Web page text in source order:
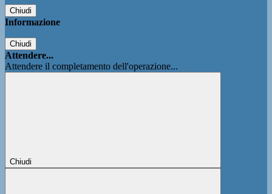
Chiudi
Informazione
Chiudi
Attendere...
Attendere il completamento dell'operazione...
Chiudi